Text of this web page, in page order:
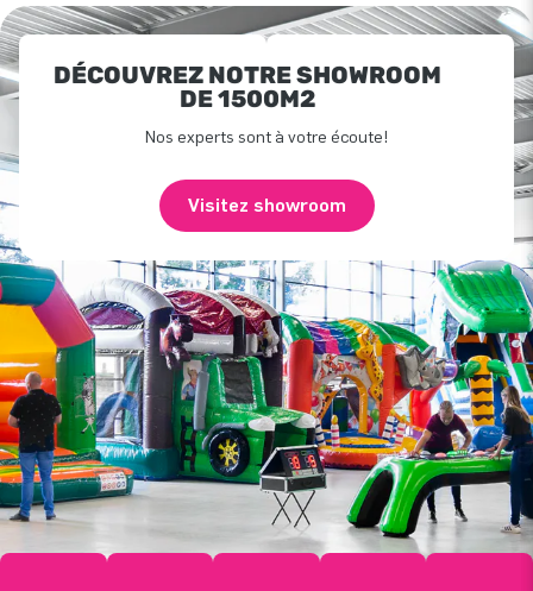
DÉCOUVREZ NOTRE SHOWROOM
DE 1500M2
Nos experts sont à votre écoute!
Visitez showroom